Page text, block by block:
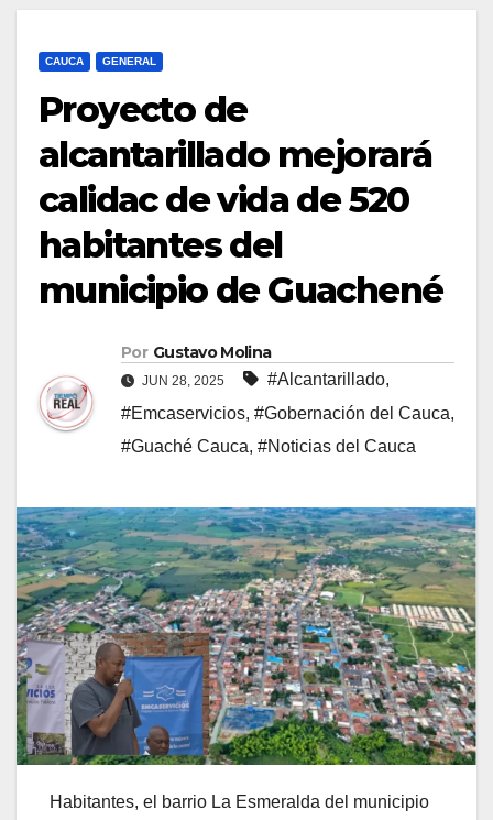
CAUCA GENERAL
Proyecto de
alcantarillado mejorará
calidac de vida de 520
habitantes del
municipio de Guachené
Por Gustavo Molina
JUN 28, 2025 #Alcantarillado,
#Emcaservicios, #Gobernación del Cauca,
#Guaché Cauca, #Noticias del Cauca
Habitantes, el barrio La Esmeralda del municipio